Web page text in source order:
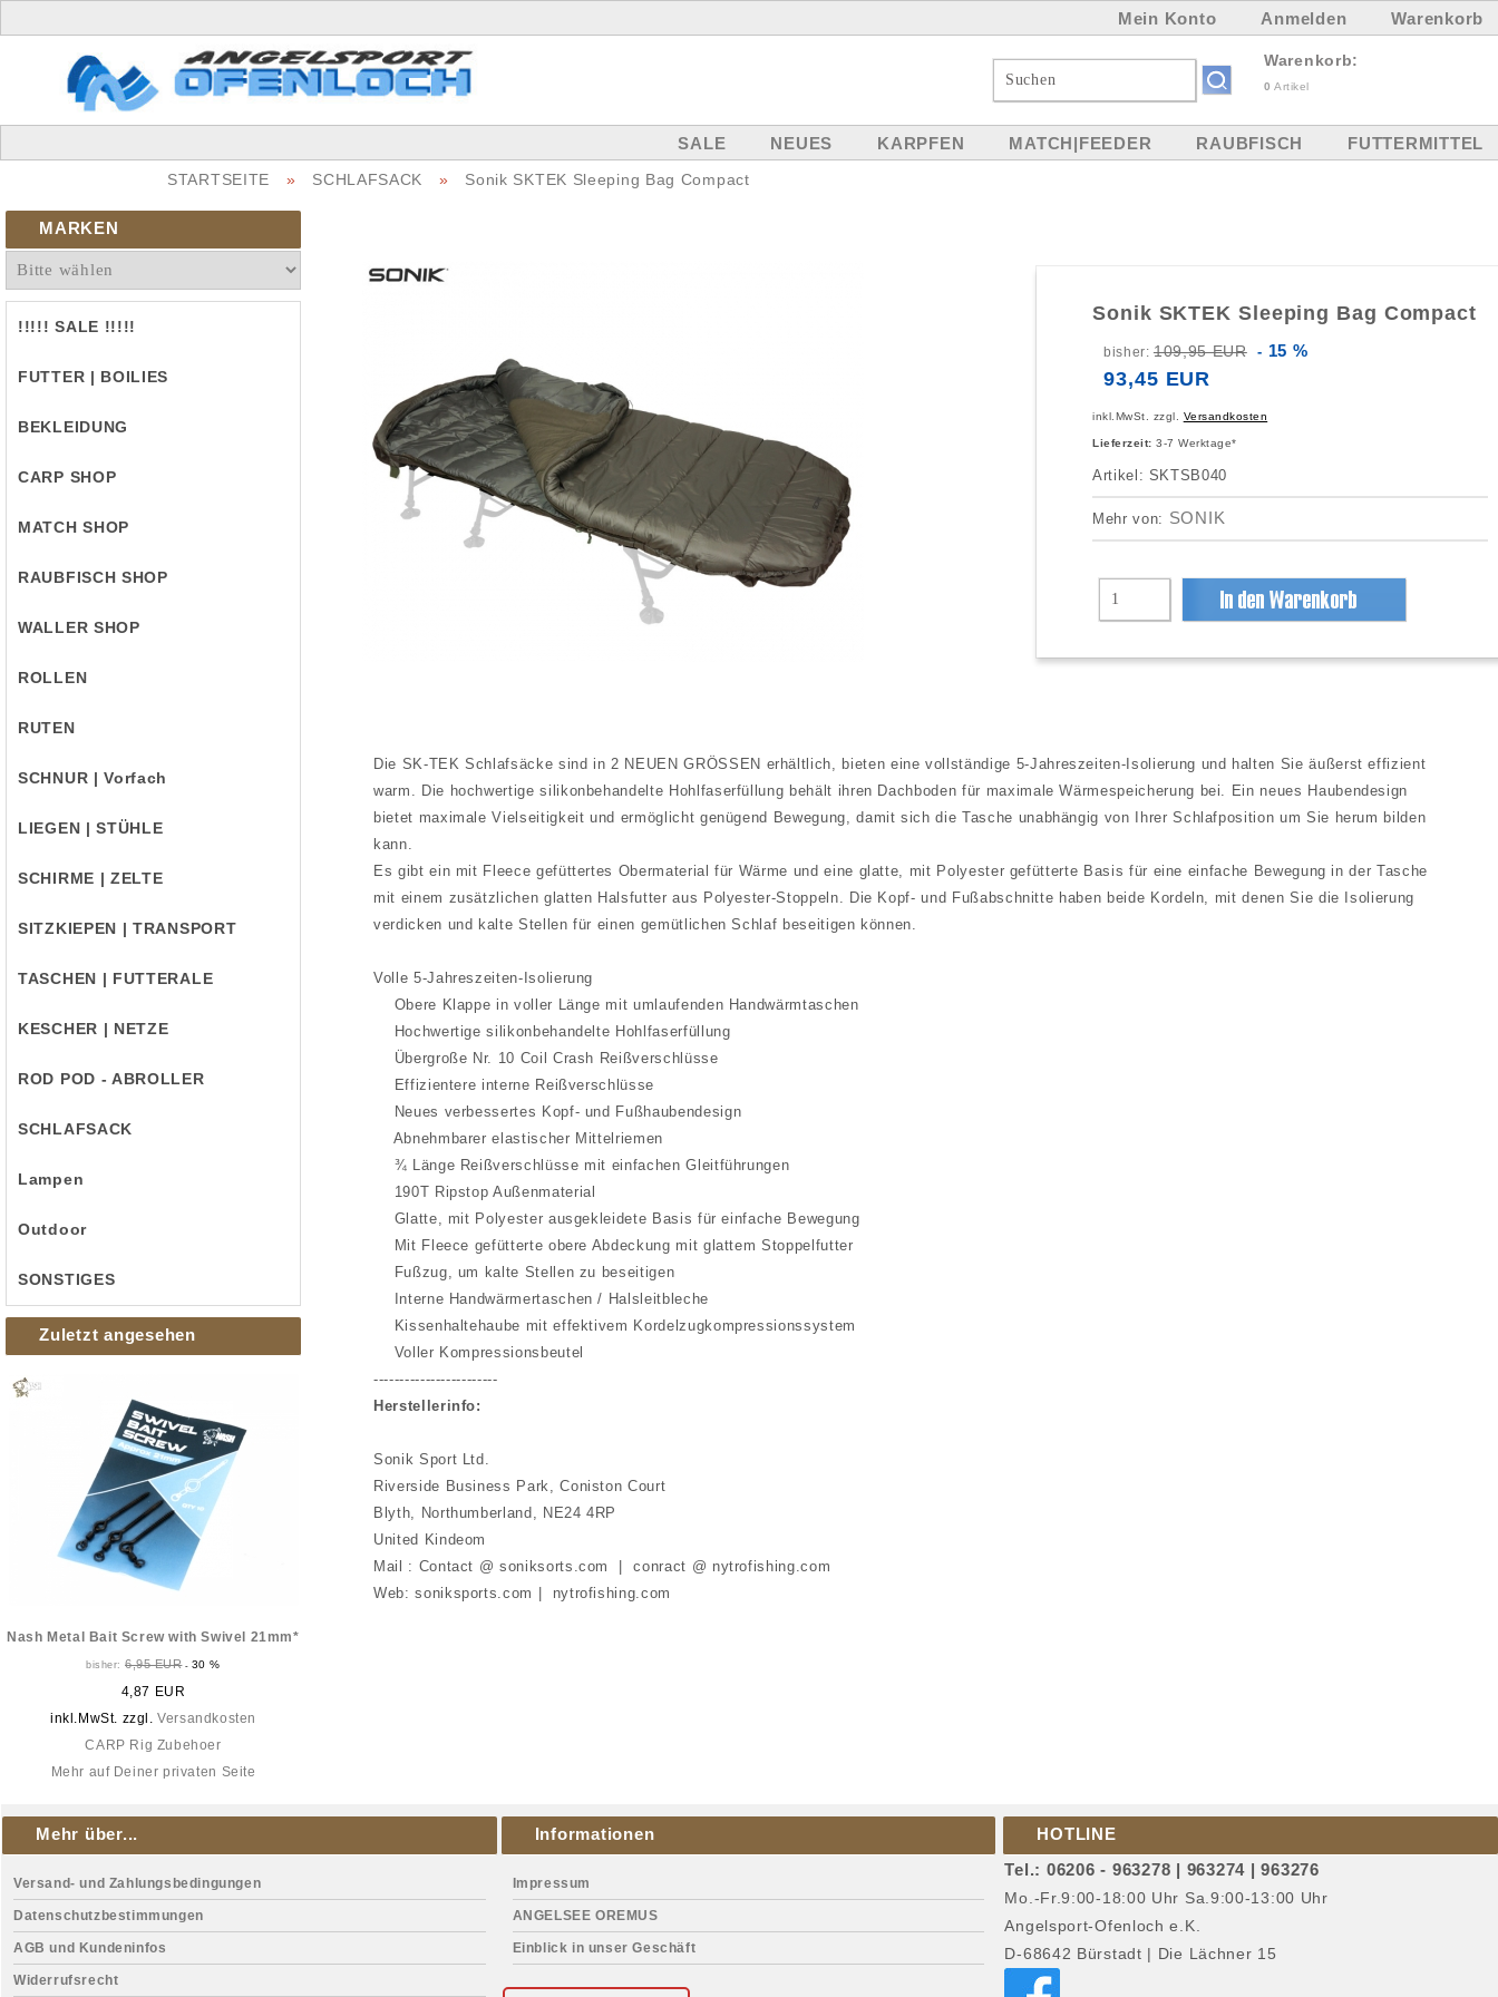
Mein Konto Anmelden Warenkorb
Warenkorb:
0 Artikel
SALE NEUES KARPFEN MATCH|FEEDER RAUBFISCH FUTTERMITTEL
STARTSEITE » SCHLAFSACK » Sonik SKTEK Sleeping Bag Compact
MARKEN
!!!!! SALE !!!!!
FUTTER | BOILIES
BEKLEIDUNG
CARP SHOP
MATCH SHOP
RAUBFISCH SHOP
WALLER SHOP
ROLLEN
RUTEN
SCHNUR | Vorfach
LIEGEN | STÜHLE
SCHIRME | ZELTE
SITZKIEPEN | TRANSPORT
TASCHEN | FUTTERALE
KESCHER | NETZE
ROD POD - ABROLLER
SCHLAFSACK
Lampen
Outdoor
SONSTIGES
Zuletzt angesehen
Nash Metal Bait Screw with Swivel 21mm*
bisher: 6,95 EUR- 30 %
4,87 EUR
inkl.MwSt. zzgl.Versandkosten
CARP Rig Zubehoer
Mehr auf Deiner privaten Seite
Sonik SKTEK Sleeping Bag Compact
bisher: 109,95 EUR - 15 %
93,45 EUR
inkl.MwSt. zzgl. Versandkosten
Lieferzeit: 3-7 Werktage*
Artikel: SKTSB040
Mehr von: SONIK
Die SK-TEK Schlafsäcke sind in 2 NEUEN GRÖSSEN erhältlich, bieten eine vollständige 5-Jahreszeiten-Isolierung und halten Sie äußerst effizient
warm. Die hochwertige silikonbehandelte Hohlfaserfüllung behält ihren Dachboden für maximale Wärmespeicherung bei. Ein neues Haubendesign
bietet maximale Vielseitigkeit und ermöglicht genügend Bewegung, damit sich die Tasche unabhängig von Ihrer Schlafposition um Sie herum bilden
kann.
Es gibt ein mit Fleece gefüttertes Obermaterial für Wärme und eine glatte, mit Polyester gefütterte Basis für eine einfache Bewegung in der Tasche
mit einem zusätzlichen glatten Halsfutter aus Polyester-Stoppeln. Die Kopf- und Fußabschnitte haben beide Kordeln, mit denen Sie die Isolierung
verdicken und kalte Stellen für einen gemütlichen Schlaf beseitigen können.
Volle 5-Jahreszeiten-Isolierung
Obere Klappe in voller Länge mit umlaufenden Handwärmtaschen
Hochwertige silikonbehandelte Hohlfaserfüllung
Übergroße Nr. 10 Coil Crash Reißverschlüsse
Effizientere interne Reißverschlüsse
Neues verbessertes Kopf- und Fußhaubendesign
Abnehmbarer elastischer Mittelriemen
¾ Länge Reißverschlüsse mit einfachen Gleitführungen
190T Ripstop Außenmaterial
Glatte, mit Polyester ausgekleidete Basis für einfache Bewegung
Mit Fleece gefütterte obere Abdeckung mit glattem Stoppelfutter
Fußzug, um kalte Stellen zu beseitigen
Interne Handwärmertaschen / Halsleitbleche
Kissenhaltehaube mit effektivem Kordelzugkompressionssystem
Voller Kompressionsbeutel
------------------------
Herstellerinfo:
Sonik Sport Ltd.
Riverside Business Park, Coniston Court
Blyth, Northumberland, NE24 4RP
United Kindeom
Mail : Contact @ soniksorts.com | conract @ nytrofishing.com
Web: soniksports.com | nytrofishing.com
Mehr über...
Versand- und Zahlungsbedingungen
Datenschutzbestimmungen
AGB und Kundeninfos
Widerrufsrecht
Informationen
Impressum
ANGELSEE OREMUS
Einblick in unser Geschäft
HOTLINE
Tel.: 06206 - 963278 | 963274 | 963276
Mo.-Fr.9:00-18:00 Uhr Sa.9:00-13:00 Uhr
Angelsport-Ofenloch e.K.
D-68642 Bürstadt | Die Lächner 15